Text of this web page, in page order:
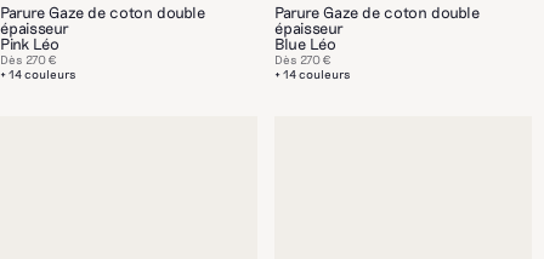
Parure Gaze de coton double
épaisseur
Pink Léo
+ 14 couleurs
Dès 270 €
Parure Gaze de coton double
épaisseur
Blue Léo
+ 14 couleurs
Dès 270 €